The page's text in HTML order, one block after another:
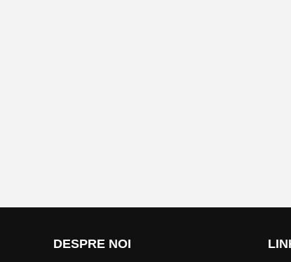
DESPRE NOI